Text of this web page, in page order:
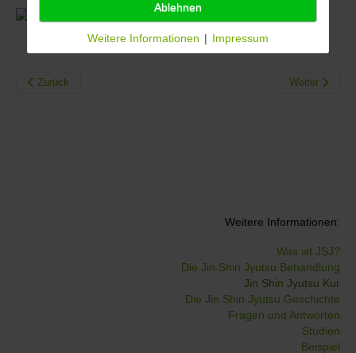
Zurück Weiter
Weitere Informationen:
Was ist JSJ?
Die Jin Shin Jyutsu Behandlung
Jin Shin Jyutsu Kur
Die Jin Shin Jyutsu Geschichte
Fragen und Antworten
Studien
Beispiel
Ablehnen
Weitere Informationen | Impressum